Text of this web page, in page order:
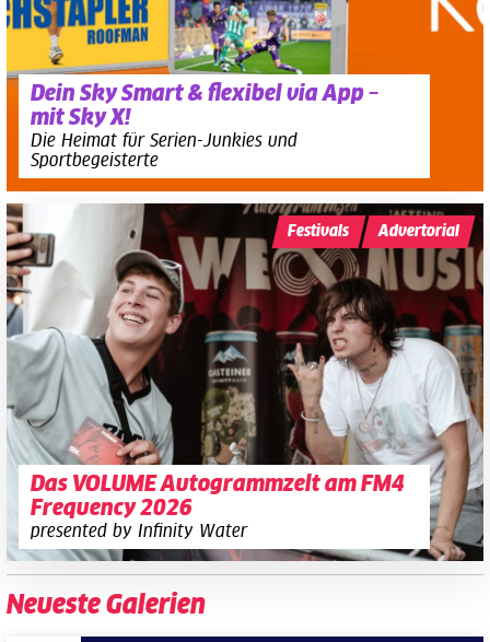
Dein Sky Smart & flexibel via App –
mit Sky X!
Die Heimat für Serien-Junkies und
Sportbegeisterte
Das VOLUME Autogrammzelt am FM4
Frequency 2026
presented by Infinity Water
Festivals Advertorial
Neueste Galerien